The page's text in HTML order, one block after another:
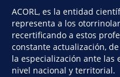
ACORL, es la entidad
representa a los
recertificando a estos
constante actualización,
la especialización ante
nivel nacional y territorial.